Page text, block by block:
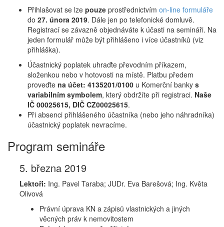
Přihlašovat se lze pouze prostřednictvím on-line formuláře
do 27. února 2019. Dále jen po telefonické domluvě.
Registrací se závazně objednáváte k účasti na semináři. Na
jeden formulář může být přihlášeno i více účastníků (viz
přihláška).
Účastnický poplatek uhraďte převodním příkazem,
složenkou nebo v hotovosti na místě. Platbu předem
proveďte na účet: 4135201/0100 u Komerční banky s
variabilním symbolem, který obdržíte při registraci. Naše
IČ 00025615, DIČ CZ00025615.
Při absenci přihlášeného účastníka (nebo jeho náhradníka)
účastnický poplatek nevracíme.
Program semináře
5. března 2019
Lektoři: Ing. Pavel Taraba; JUDr. Eva Barešová; Ing. Květa
Olivová
Právní úprava KN a zápisů vlastnických a jiných
věcných práv k nemovitostem